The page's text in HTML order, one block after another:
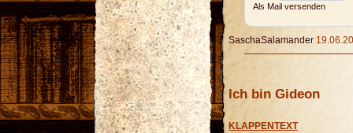
Als Mail versenden
SaschaSalamander
Ich bin Gideon
KLAPPENTEXT